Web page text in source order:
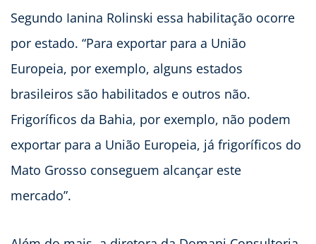
Segundo Ianina Rolinski essa habilitação ocorre
por estado. “Para exportar para a União
Europeia, por exemplo, alguns estados
brasileiros são habilitados e outros não.
Frigoríficos da Bahia, por exemplo, não podem
exportar para a União Europeia, já frigoríficos do
Mato Grosso conseguem alcançar este
mercado”.